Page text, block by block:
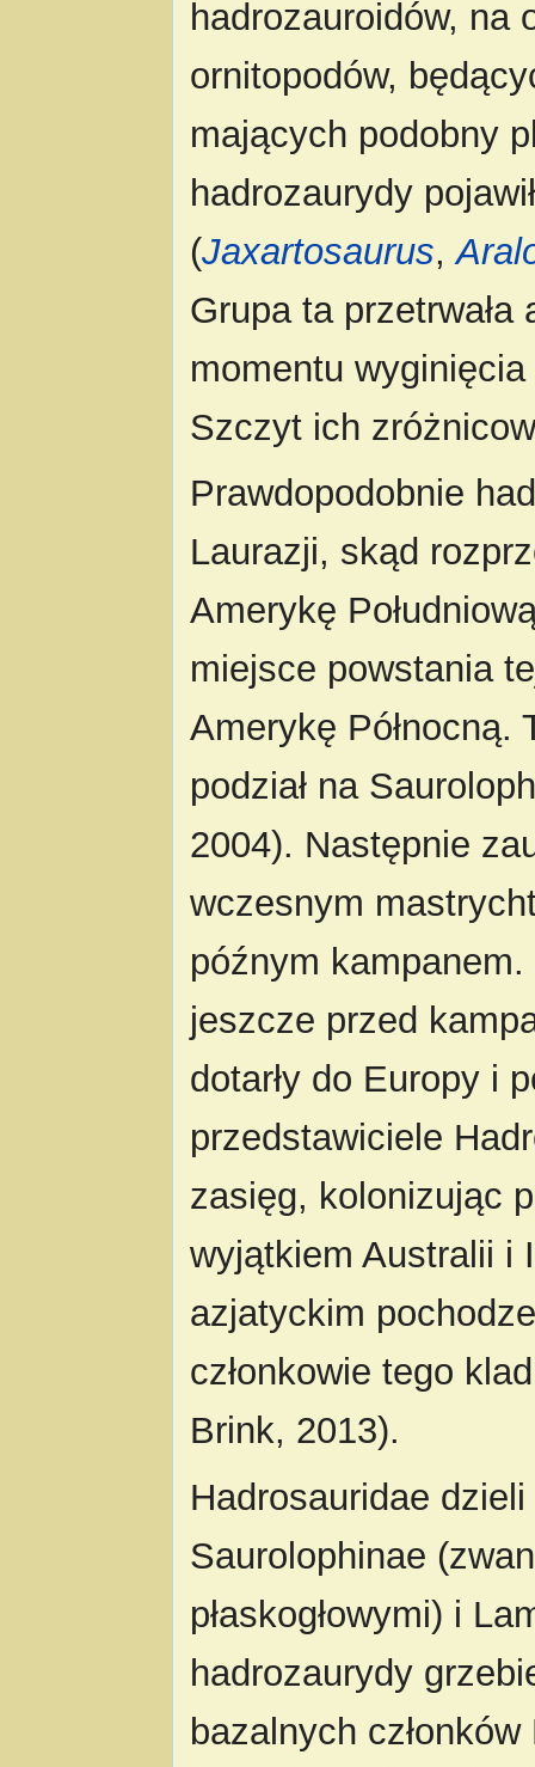
hadrozauroidów, na
ornitopodów,
mających podobny
hadrozaurydy
(Jaxartosaurus,
Grupa ta
momentu
Szczyt ich
Prawdopodobnie
Laurazji, skąd
Amerykę
miejsce powstania
Amerykę Północną.
podział na
2004). Następnie
wczesnym
późnym
jeszcze przed
dotarły do Europy i
przedstawiciele
zasięg, kolonizując
wyjątkiem Australii i
azjatyckim
członkowie tego
Brink, 2013).
Hadrosauridae
Saurolophinae
płaskogłowymi) i
hadrozaurydy
bazalnych